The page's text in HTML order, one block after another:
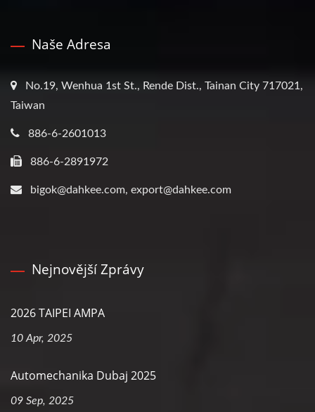
Naše Adresa
No.19, Wenhua 1st St., Rende Dist., Tainan City 717021,
Taiwan
886-6-2601013
886-6-2891972
bigok@dahkee.com, export@dahkee.com
Nejnovější Zprávy
2026 TAIPEI AMPA
10 Apr, 2025
Automechanika Dubaj 2025
09 Sep, 2025